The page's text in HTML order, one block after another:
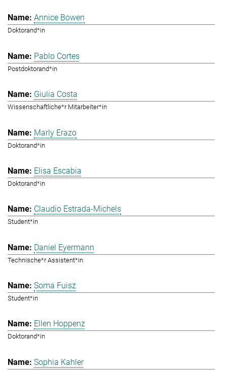
Annice Bowen
Doktorand*in
Pablo Cortes
Postdoktorand*in
Giulia Costa
Wissenschaftliche*r Mitarbeiter*in
Marly Erazo
Doktorand*in
Elisa Escabia
Doktorand*in
Claudio Estrada-Michels
Student*in
Daniel Eyermann
Technische*r Assistent*in
Soma Fuisz
Student*in
Ellen Hoppenz
Doktorand*in
Sophia Kahler